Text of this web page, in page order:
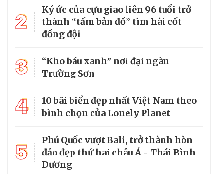
2
Ký ức của cựu giao liên 96 tuổi trở
thành “tấm bản đồ” tìm hài cốt
đồng đội
3
“Kho báu xanh” nơi đại ngàn
Trường Sơn
4
10 bãi biển đẹp nhất Việt Nam theo
bình chọn của Lonely Planet
5
Phú Quốc vượt Bali, trở thành hòn
đảo đẹp thứ hai châu Á - Thái Bình
Dương